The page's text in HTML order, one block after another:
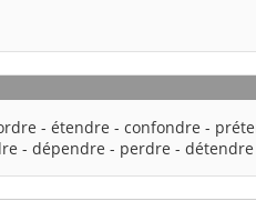
-étendre -confondre -
-dépendre - perdre -détendre